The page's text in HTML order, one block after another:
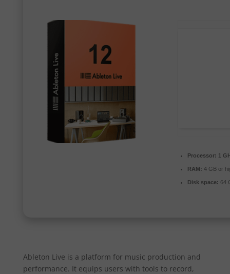
Processor: 1
RAM: 4 GB or
Disk space: 64
Ableton Live is a platform for music production and
performance. It equips users with tools to record,